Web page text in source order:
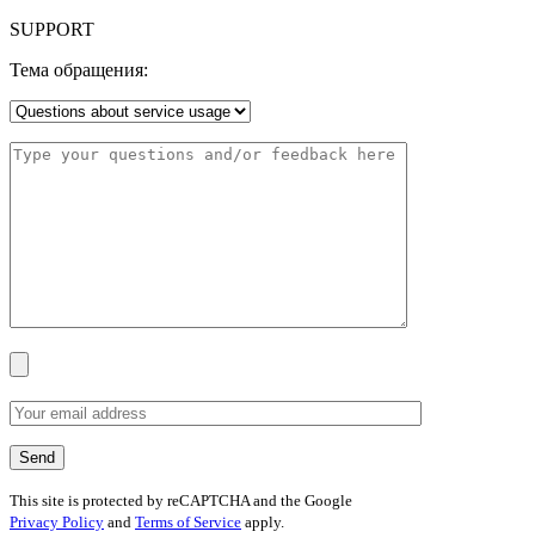
SUPPORT
Тема обращения:
This site is protected by reCAPTCHA and the Google
Privacy Policy and Terms of Service apply.